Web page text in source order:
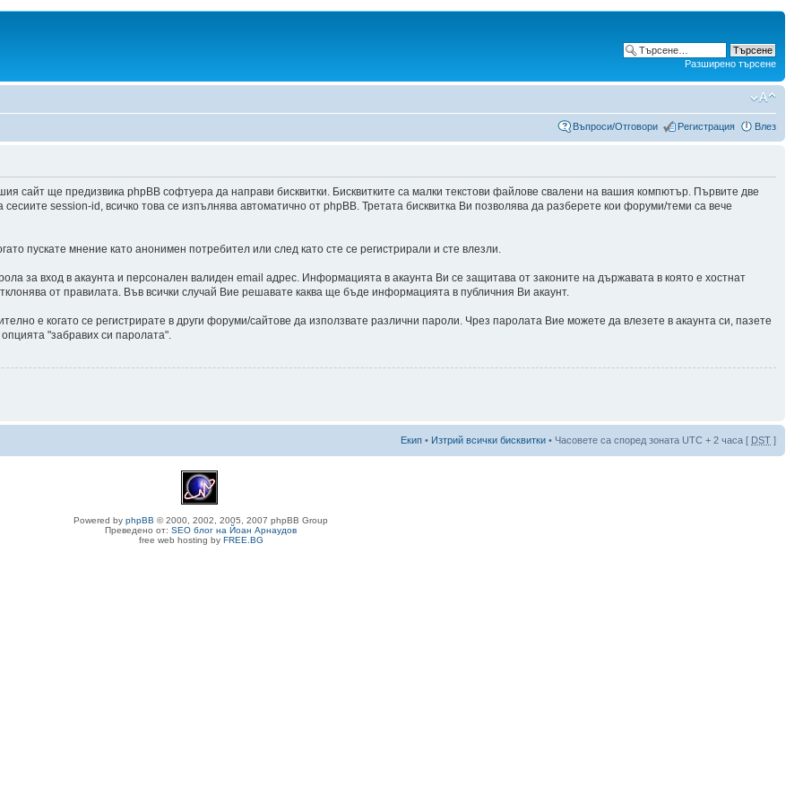
Разширено търсене
Въпроси/Отговори Регистрация Влез
сайт ще предизвика phpBB софтуера да направи бисквитки. Бисквитките са малки текстови файлове свалени на вашия компютър. Първите две
session-id, всичко това се изпълнява автоматично от phpBB. Третата бисквитка Ви позволява да разберете кои форуми/теми са вече
пускате мнение като анонимен потребител или след като сте се регистрирали и сте влезли.
за вход в акаунта и персонален валиден email адрес. Информацията в акаунта Ви се защитава от законите на държавата в която е хостнат
от правилата. Във всички случай Вие решавате каква ще бъде информацията в публичния Ви акаунт.
е когато се регистрирате в други форуми/сайтове да използвате различни пароли. Чрез паролата Вие можете да влезете в акаунта си, пазете
"забравих си паролата".
Екип • Изтрий всички бисквитки • Часовете са според зоната UTC + 2 часа [ DST ]
Powered by phpBB © 2000, 2002, 2005, 2007 phpBB Group
Преведено от: SEO блог на Йоан Арнаудов
free web hosting by FREE.BG